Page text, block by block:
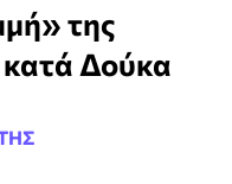
της
Δούκα